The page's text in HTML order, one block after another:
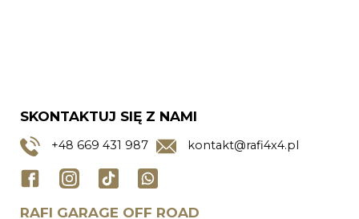
SKONTAKTUJ SIĘ Z NAMI
+48 669 431 987 kontakt@rafi4x4.pl
RAFI GARAGE OFF ROAD